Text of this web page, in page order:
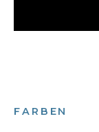
FARBEN